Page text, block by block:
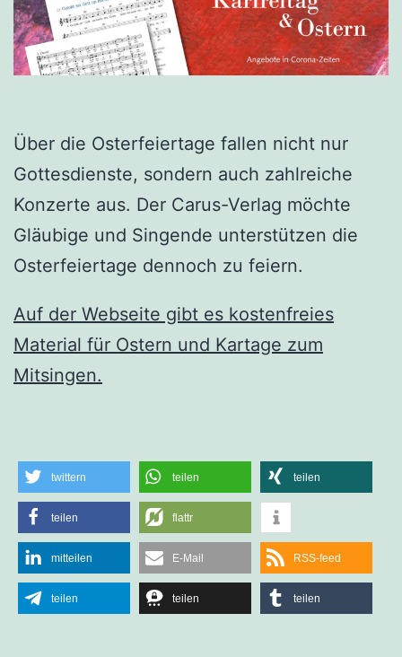
Über die Osterfeiertage fallen nicht nur
Gottesdienste, sondern auch zahlreiche
Konzerte aus. Der Carus-Verlag möchte
Gläubige und Singende unterstützen die
Osterfeiertage dennoch zu feiern.
Auf der Webseite gibt es kostenfreies
Material für Ostern und Kartage zum
Mitsingen.
twittern teilen teilen
teilen flattr
mitteilen E-Mail RSS-feed
teilen teilen teilen